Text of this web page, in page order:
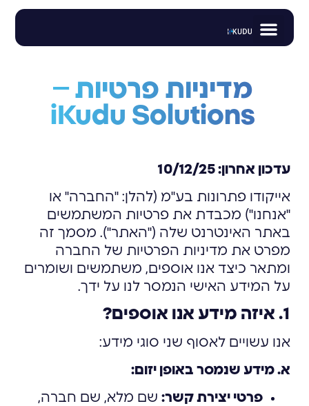
לתוכן
מדיניות פרטיות –
iKudu Solutions
עדכון אחרון: 10/12/25
אייקודו פתרונות בע"מ (להלן: "החברה" או
"אנחנו") מכבדת את פרטיות המשתמשים
באתר האינטרנט שלה ("האתר"). מסמך זה
מפרט את מדיניות הפרטיות של החברה
ומתאר כיצד אנו אוספים, משתמשים ושומרים
על המידע האישי הנמסר לנו על ידך.
1. איזה מידע אנו אוספים?
אנו עשויים לאסוף שני סוגי מידע:
א. מידע שנמסר באופן יזום:
פרטי יצירת קשר:שם מלא, שם חברה,